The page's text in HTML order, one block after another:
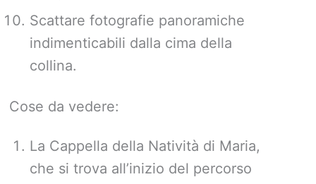
Scattare fotografie panoramiche
indimenticabili dalla cima della
collina.
Cose da vedere:
La Cappella della Natività di Maria,
che si trova all’inizio del percorso